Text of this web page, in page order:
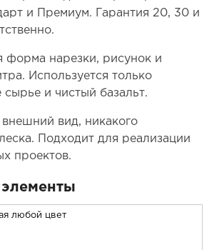
и Премиум. Гарантия 20, 30 и
форма нарезки, рисунок и
Используется только
сырье и чистый базальт.
внешний вид, никакого
Подходит для реализации
проектов.
любой цвет